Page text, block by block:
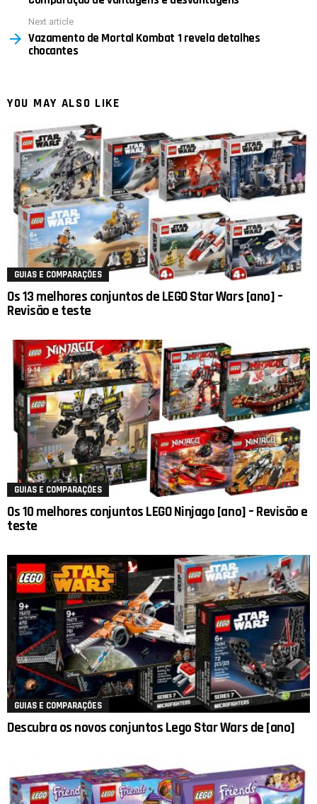
Next article
Vazamento de Mortal Kombat 1 revela detalhes
chocantes
YOU MAY ALSO LIKE
GUIAS E COMPARAÇÕES
Os 13 melhores conjuntos de LEGO Star Wars [ano] –
Revisão e teste
GUIAS E COMPARAÇÕES
Os 10 melhores conjuntos LEGO Ninjago [ano] – Revisão e
teste
GUIAS E COMPARAÇÕES
Descubra os novos conjuntos Lego Star Wars de [ano]